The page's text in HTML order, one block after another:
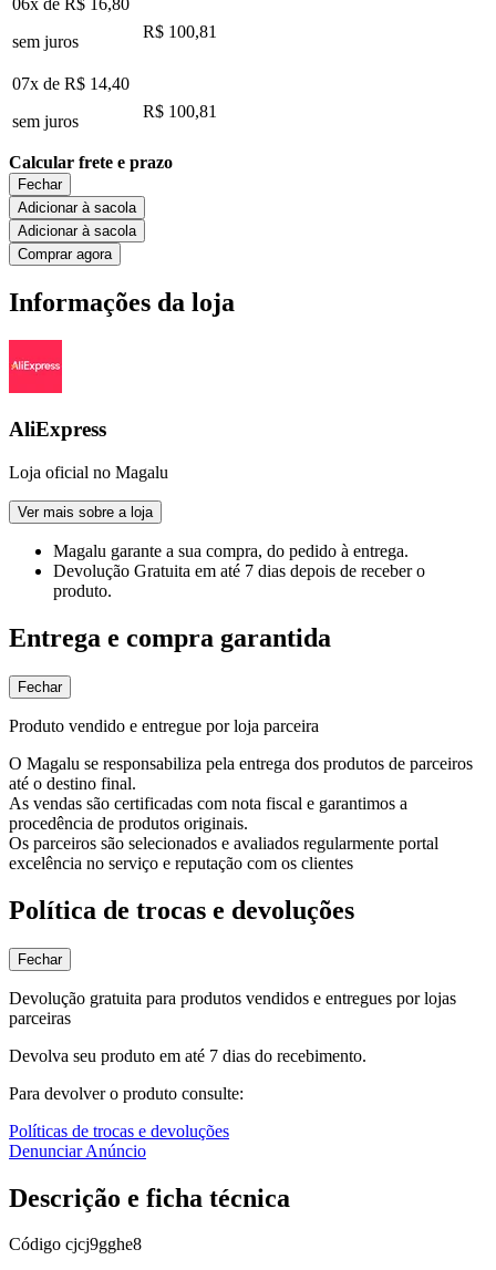
sem juros
R$ 100,81
07x de R$ 14,40
sem juros
R$ 100,81
Calcular frete e prazo
Fechar
Adicionar à sacola
Adicionar à sacola
Comprar agora
Informações da loja
AliExpress
Loja oficial no Magalu
Ver mais sobre a loja
Magalu garante a sua compra, do pedido à entrega.
Devolução Gratuita em até 7 dias depois de receber o
produto.
Entrega e compra garantida
Fechar
Produto vendido e entregue por loja parceira
O Magalu se responsabiliza pela entrega dos produtos de parceiros
até o destino final.
As vendas são certificadas com nota fiscal e garantimos a
procedência de produtos originais.
Os parceiros são selecionados e avaliados regularmente portal
excelência no serviço e reputação com os clientes
Política de trocas e devoluções
Fechar
Devolução gratuita para produtos vendidos e entregues por lojas
parceiras
Devolva seu produto em até 7 dias do recebimento.
Para devolver o produto consulte:
Políticas de trocas e devoluções
Denunciar Anúncio
Descrição e ficha técnica
Código cjcj9gghe8